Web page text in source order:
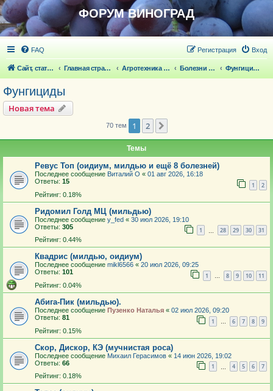
ФОРУМ ВИНОГРАД
FAQ Вход
Регистрация
Сайт, статьи Главная страница Агротехника выращивания винограда Болезни и вредители винограда Фунгициды
Фунгициды
Новая тема
70 тем 1 2
Темы
Ревус Топ (оидиум, милдью и ещё 8 болезней)
Последнее сообщение Виталий О « 01 авг 2026, 16:18
Ответы: 15 1 2
Рейтинг: 0.18%
Ридомил Голд МЦ (мильдью)
Последнее сообщение y_fed « 30 июл 2026, 19:10
Ответы: 305 1 28 29 30 31
Рейтинг: 0.44%
Квадрис (милдью, оидиум)
Последнее сообщение mikl6566 « 20 июл 2026, 09:25
Ответы: 101 1 … 8 9 10 11
Рейтинг: 0.04%
Абига-Пик (мильдью).
Последнее сообщение Пузенко Наталья « 02 июл 2026, 09:20
Ответы: 81 1 … 6 7 8 9
Рейтинг: 0.15%
Скор, Дискор, КЭ (мучнистая роса)
Последнее сообщение Михаил Герасимов « 14 июн 2026, 19:02
Ответы: 66 1 4 5 6 7
Рейтинг: 0.18%